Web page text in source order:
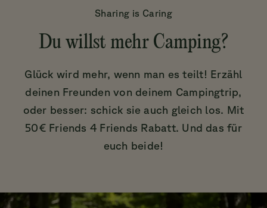
Sharing is Caring
Du willst mehr Camping?
Glück wird mehr, wenn man es teilt! Erzähl
deinen Freunden von deinem Campingtrip,
oder besser: schick sie auch gleich los. Mit
50€ Friends 4 Friends Rabatt. Und das für
euch beide!